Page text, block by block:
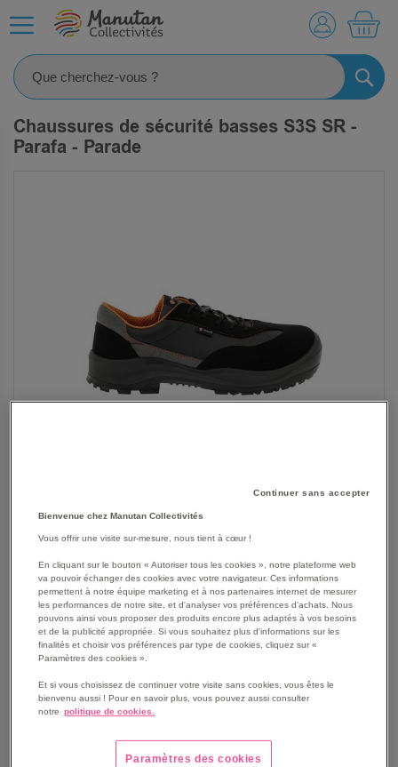
Chaussures de sécurité basses S3S SR -
Parafa - Parade
SKIP
BEGINNING
IMAGES
GALLERY
Les avantages
Chaussure de sécurité mixte Parafa, qui combine
efficacement protection des pieds et confort. Chaussure
basse amagnétique.
Dotée du VPS SYSTEM (voûte plantaire soutenue) et du
DRS (amorti).
Embout de sécurité en polycarbonate et insert
antiperforation non métallique.
Continuer sans accepter
Bienvenue chez Manutan Collectivités
Vous offrir une visite sur-mesure, nous tient à cœur !
En cliquant sur le bouton « Autoriser tous les cookies », notre plateforme web
va pouvoir échanger des cookies avec votre navigateur. Ces informations
permettent à notre équipe marketing et à nos partenaires internet de mesurer
les performances de notre site, et d'analyser vos préférences d'achats. Nous
pouvons ainsi vous proposer des produits encore plus adaptés à vos besoins
et de la publicité appropriée. Si vous souhaitez plus d'informations sur les
finalités et choisir vos préférences par type de cookies, cliquez sur «
Paramètres des cookies ».
Et si vous choisissez de continuer votre visite sans cookies, vous êtes le
bienvenu aussi ! Pour en savoir plus, vous pouvez aussi consulter
notre politique de cookies.
Paramètres des cookies